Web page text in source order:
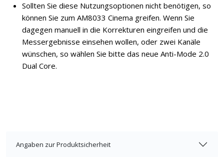
Sollten Sie diese Nutzungsoptionen nicht benötigen, so
können Sie zum AM8033 Cinema greifen. Wenn Sie
dagegen manuell in die Korrekturen eingreifen und die
Messergebnisse einsehen wollen, oder zwei Kanäle
wünschen, so wählen Sie bitte das neue Anti-Mode 2.0
Dual Core.
Angaben zur Produktsicherheit